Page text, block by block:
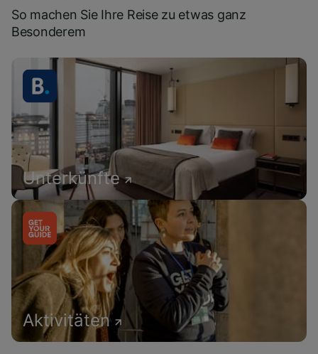
So machen Sie Ihre Reise zu etwas ganz
Besonderem
Unterkünfte
Aktivitäten